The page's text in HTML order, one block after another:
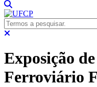
Exposição
Ferroviário